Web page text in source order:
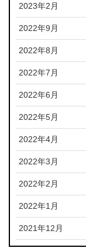
2023年2月
2022年9月
2022年8月
2022年7月
2022年6月
2022年5月
2022年4月
2022年3月
2022年2月
2022年1月
2021年12月